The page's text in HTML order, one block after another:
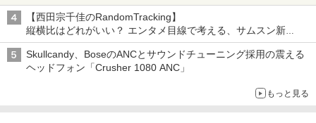
【西田宗千佳のRandomTracking】
縦横比はどれがいい？ エンタメ目線で考える、サムスン新
「Galaxy Z Fold」
Skullcandy、BoseのANCとサウンドチューニング採用の震える
ヘッドフォン「Crusher 1080 ANC」
もっと見る